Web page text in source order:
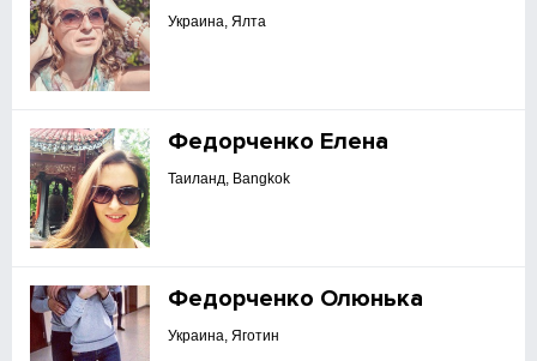
Украина, Ялта
Федорченко Елена
Таиланд, Bangkok
Федорченко Олюнька
Украина, Яготин